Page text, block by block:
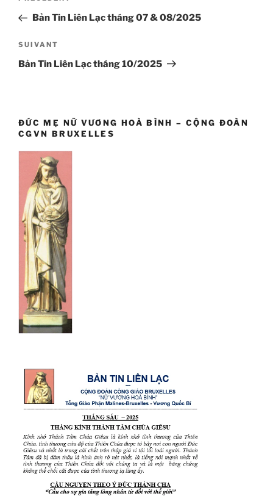
l’article
précédent
Bản Tin Liên Lạc tháng 07 & 08/2025
Article
suivant
SUIVANT
Bản Tin Liên Lạc tháng 10/2025
ĐỨC MẸ NỮ VƯƠNG HOÀ BÌNH – CỘNG ĐOÀN
CGVN BRUXELLES